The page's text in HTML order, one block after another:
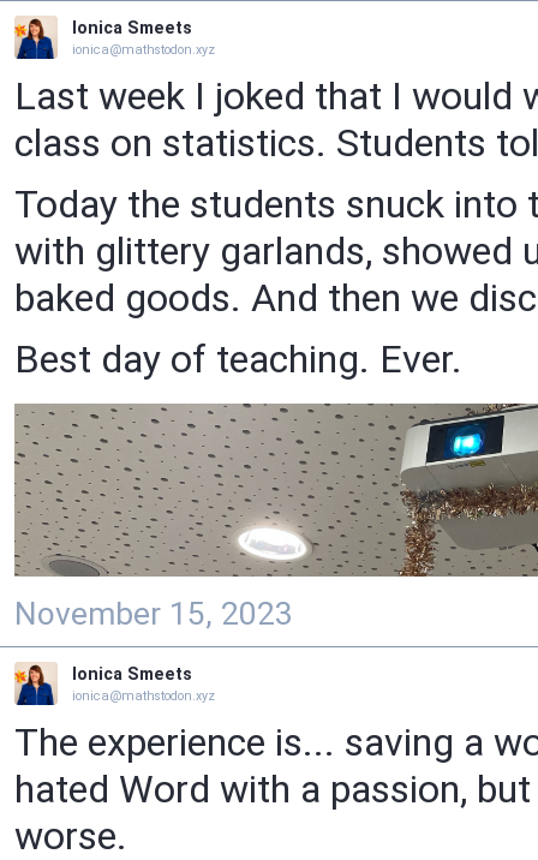
Ionica Smeets
ionica@mathstodon.xyz
Last week I joked that I would
class on statistics. Students
Today the students snuck into
with glittery garlands, showed
baked goods. And then we
Best day of teaching. Ever.
November 15, 2023
Ionica Smeets
ionica@mathstodon.xyz
The experience is... saving a
hated Word with a passion,
worse.